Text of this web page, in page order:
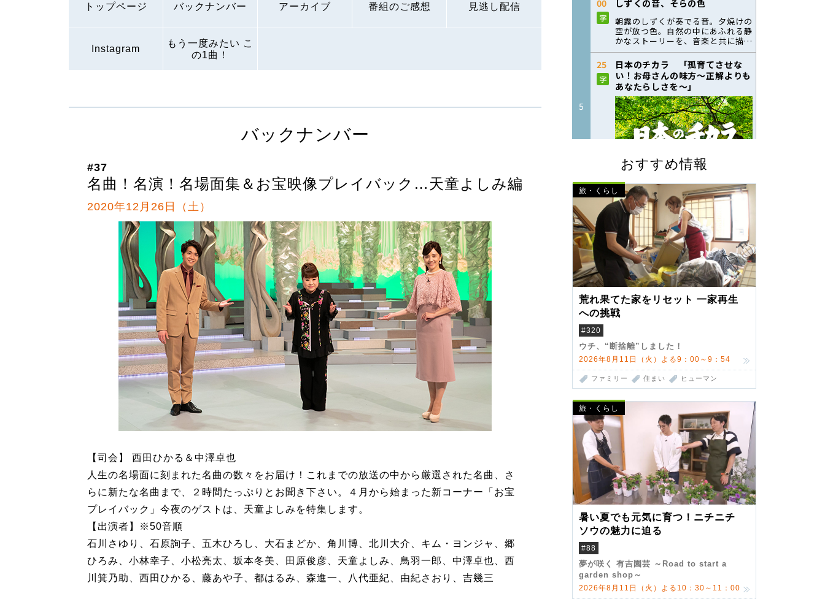
トップページ バックナンバー アーカイブ 番組のご感想 見逃し配信
Instagram
もう一度みたい こ
の1曲！
おすすめ情報
旅・くらし
荒れ果てた家をリセット 一家再生
への挑戦
#320
ウチ、“断捨離”しました！
2026年8月11日（火）よる9：00～9：54
ファミリー 住まい ヒューマン
旅・くらし
暑い夏でも元気に育つ！ニチニチ
ソウの魅力に迫る
#88
夢が咲く 有吉園芸 ～Road to start a
garden shop～
2026年8月11日（火）よる10：30～11：00
バックナンバー
#37
名曲！名演！名場面集＆お宝映像プレイバック…天童よしみ編
2020年12月26日（土）
【司会】 西田ひかる＆中澤卓也
人生の名場面に刻まれた名曲の数々をお届け！これまでの放送の中から厳選された名曲、さ
らに新たな名曲まで、２時間たっぷりとお聞き下さい。４月から始まった新コーナー「お宝
プレイバック」今夜のゲストは、天童よしみを特集します。
【出演者】※50音順
石川さゆり、石原詢子、五木ひろし、大石まどか、角川博、北川大介、キム・ヨンジャ、郷
ひろみ、小林幸子、小松亮太、坂本冬美、田原俊彦、天童よしみ、鳥羽一郎、中澤卓也、西
川箕乃助、西田ひかる、藤あや子、都はるみ、森進一、八代亜紀、由紀さおり、吉幾三